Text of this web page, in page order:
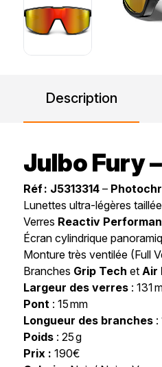
Description
Julbo Fury
Réf : J5313314 –
Lunettes ultra-légères
Verres Reactiv
Écran cylindrique
Monture très ventilée (Full
Branches Grip Tech etAir
Largeur des verres : 131
Pont : 15 mm
Longueur des branches :
Poids : 25 g
Prix :190€